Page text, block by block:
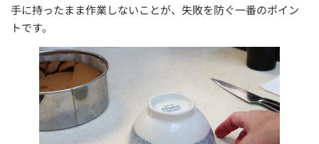
手に持ったまま作業しないことが、失敗を防ぐ一番のポイン
トです。